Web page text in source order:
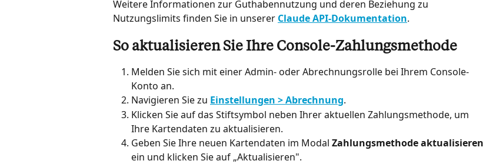
Weitere Informationen zur Guthabennutzung und deren Beziehung zu
Nutzungslimits finden Sie in unserer Claude API-Dokumentation.
So aktualisieren Sie Ihre Console-Zahlungsmethode
Melden Sie sich mit einer Admin- oder Abrechnungsrolle bei Ihrem Console-
Konto an.
Navigieren Sie zu Einstellungen > Abrechnung.
Klicken Sie auf das Stiftsymbol neben Ihrer aktuellen Zahlungsmethode, um
Ihre Kartendaten zu aktualisieren.
Geben Sie Ihre neuen Kartendaten im Modal Zahlungsmethode aktualisieren
ein und klicken Sie auf „Aktualisieren".